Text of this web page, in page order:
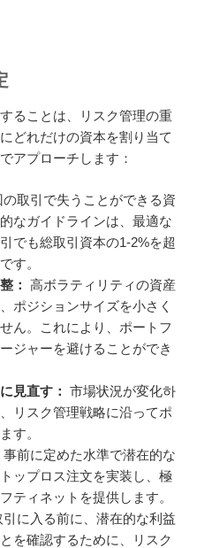
ることは、リスク管理の重
どれだけの資本を割り当て
アプローチします：
の取引で失うことができる資
なガイドラインは、最適な
でも総取引資本の1-2%を超
す。
： 高ボラティリティの資産
ポジションサイズを小さく
ん。これにより、ポートフ
ジャーを避けることができ
見直す： 市場状況が変化하
リスク管理戦略に沿ってポ
す。
事前に定めた水準で潜在的な
ップロス注文を実装し、極
ティネットを提供します。
引に入る前に、潜在的な利益
を確認するために、リスク